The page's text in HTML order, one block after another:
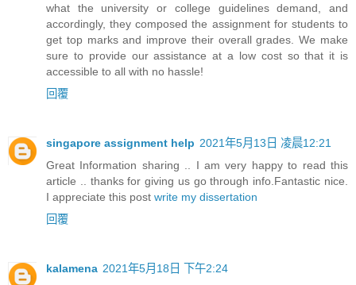
what the university or college guidelines demand, and
accordingly, they composed the assignment for students to
get top marks and improve their overall grades. We make
sure to provide our assistance at a low cost so that it is
accessible to all with no hassle!
回覆
singapore assignment help 2021年5月13日 凌晨12:21
Great Information sharing .. I am very happy to read this
article .. thanks for giving us go through info.Fantastic nice.
I appreciate this post write my dissertation
回覆
kalamena 2021年5月18日 下午2:24